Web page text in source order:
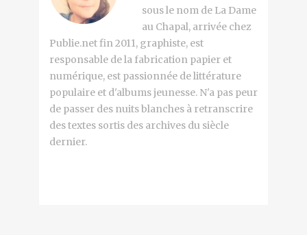
sous le nom de La Dame
au Chapal, arrivée chez
Publie.net fin 2011, graphiste, est
responsable de la fabrication papier et
numérique, est passionnée de littérature
populaire et d'albums jeunesse. N'a pas peur
de passer des nuits blanches à retranscrire
des textes sortis des archives du siècle
dernier.